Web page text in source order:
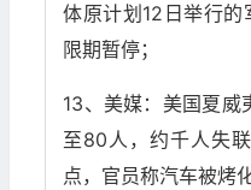
体原计划12日举行
限期暂停；
13、美媒：美国夏威
至80人，约千人失
点，官员称汽车被烤